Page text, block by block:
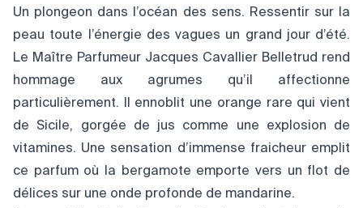
Un plongeon dans l’océan des sens. Ressentir sur la
peau toute l’énergie des vagues un grand jour d’été.
Le Maître Parfumeur Jacques Cavallier Belletrud rend
hommage aux agrumes qu’il affectionne
particulièrement. Il ennoblit une orange rare qui vient
de Sicile, gorgée de jus comme une explosion de
vitamines. Une sensation d’immense fraicheur emplit
ce parfum où la bergamote emporte vers un flot de
délices sur une onde profonde de mandarine.